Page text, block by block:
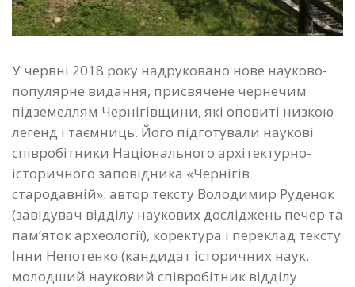
У червні 2018 року надруковано нове науково-
популярне видання, присвячене чернечим
підземеллям Чернігівщини, які оповиті низкою
легенд і таємниць. Його підготували наукові
співробітники Національного архітектурно-
історичного заповідника «Чернігів
стародавній»: автор тексту Володимир Руденок
(завідувач відділу наукових досліджень печер та
пам’яток археології), коректура і переклад тексту
Інни Непотенко (кандидат історичних наук,
молодший науковий співробітник відділу